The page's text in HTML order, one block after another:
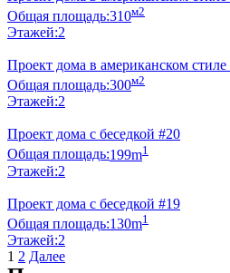
Общая площадь:310м2
Этажей:2
Проект дома в американском стиле
Общая площадь:300м2
Этажей:2
Проект дома с беседкой #20
Общая площадь:199m1
Этажей:2
Проект дома с беседкой #19
Общая площадь:130m1
Этажей:2
Пагинация
1 2 Далее